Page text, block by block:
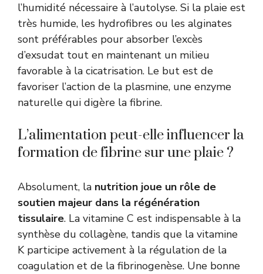
l’humidité nécessaire à l’autolyse. Si la plaie est
très humide, les hydrofibres ou les alginates
sont préférables pour absorber l’excès
d’exsudat tout en maintenant un milieu
favorable à la cicatrisation. Le but est de
favoriser l’action de la plasmine, une enzyme
naturelle qui digère la fibrine.
L’alimentation peut-elle influencer la
formation de fibrine sur une plaie ?
Absolument, la nutrition joue un rôle de
soutien majeur dans la régénération
tissulaire. La vitamine C est indispensable à la
synthèse du collagène, tandis que la vitamine
K participe activement à la régulation de la
coagulation et de la fibrinogenèse. Une bonne